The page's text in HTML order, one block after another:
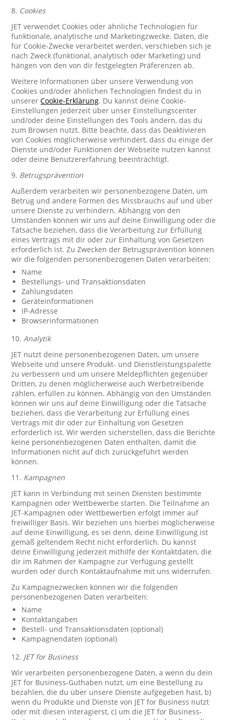
8. Cookies
JET verwendet Cookies oder ähnliche Technologien für
funktionale, analytische und Marketingzwecke. Daten, die
für Cookie-Zwecke verarbeitet werden, verschieben sich je
nach Zweck (funktional, analytisch oder Marketing) und
hängen von den von dir festgelegten Präferenzen ab.
Weitere Informationen über unsere Verwendung von
Cookies und/oder ähnlichen Technologien findest du in
unsererCookie-Erklärung. Du kannst deine Cookie-
Einstellungen jederzeit über unser Einstellungscenter
und/oder deine Einstellungen des Tools ändern, das du
zum Browsen nutzt. Bitte beachte, dass das Deaktivieren
von Cookies möglicherweise verhindert, dass du einige der
Dienste und/oder Funktionen der Webseite nutzen kannst
oder deine Benutzererfahrung beeinträchtigt.
9. Betrugsprävention
Außerdem verarbeiten wir personenbezogene Daten, um
Betrug und andere Formen des Missbrauchs auf und über
unsere Dienste zu verhindern. Abhängig von den
Umständen können wir uns auf deine Einwilligung oder die
Tatsache beziehen, dass die Verarbeitung zur Erfüllung
eines Vertrags mit dir oder zur Einhaltung von Gesetzen
erforderlich ist. Zu Zwecken der Betrugsprävention können
wir die folgenden personenbezogenen Daten verarbeiten:
Name
Bestellungs- und Transaktionsdaten
Zahlungsdaten
Geräteinformationen
IP-Adresse
Browserinformationen
10.Analytik
JET nutzt deine personenbezogenen Daten, um unsere
Webseite und unsere Produkt- und Dienstleistungspalette
zu verbessern und um unsere Meldepflichten gegenüber
Dritten, zu denen möglicherweise auch Werbetreibende
zählen, erfüllen zu können. Abhängig von den Umständen
können wir uns auf deine Einwilligung oder die Tatsache
beziehen, dass die Verarbeitung zur Erfüllung eines
Vertrags mit dir oder zur Einhaltung von Gesetzen
erforderlich ist. Wir werden sicherstellen, dass die Berichte
keine personenbezogenen Daten enthalten, damit die
Informationen nicht auf dich zurückgeführt werden
können.
11. Kampagnen
JET kann in Verbindung mit seinen Diensten bestimmte
Kampagnen oder Wettbewerbe starten. Die Teilnahme an
JET-Kampagnen oder Wettbewerben erfolgt immer auf
freiwilliger Basis. Wir beziehen uns hierbei möglicherweise
auf deine Einwilligung, es sei denn, deine Einwilligung ist
gemäß geltendem Recht nicht erforderlich. Du kannst
deine Einwilligung jederzeit mithilfe der Kontaktdaten, die
dir im Rahmen der Kampagne zur Verfügung gestellt
wurden oder durch Kontaktaufnahme mit uns widerrufen.
Zu Kampagnezwecken können wir die folgenden
personenbezogenen Daten verarbeiten:
Name
Kontaktangaben
Bestell- und Transaktionsdaten (optional)
Kampagnendaten (optional)
12. JET for Business
Wir verarbeiten personenbezogene Daten, a wenn du dein
JET for Business-Guthaben nutzt, um eine Bestellung zu
bezahlen, die du über unsere Dienste aufgegeben hast, b)
wenn du Produkte und Dienste von JET for Business nutzt
oder mit diesen interagierst, c) um die JET for Business-